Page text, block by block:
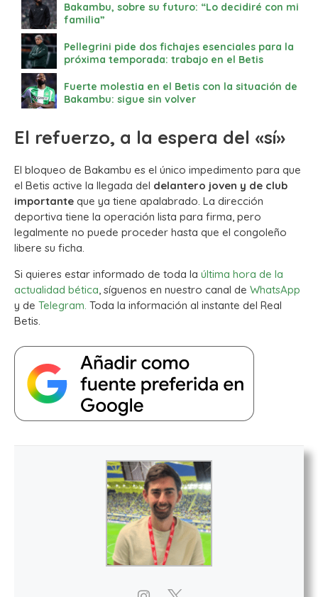
Bakambu, sobre su futuro: “Lo decidiré con mi
familia”
Pellegrini pide dos fichajes esenciales para la
próxima temporada: trabajo en el Betis
Fuerte molestia en el Betis con la situación de
Bakambu: sigue sin volver
El refuerzo, a la espera del «sí»
El bloqueo de Bakambu es el único impedimento para que
el Betis active la llegada del delantero joven y de club
importante que ya tiene apalabrado. La dirección
deportiva tiene la operación lista para firma, pero
legalmente no puede proceder hasta que el congoleño
libere su ficha.
Si quieres estar informado de toda la última hora de la
actualidad bética, síguenos en nuestro canal de WhatsApp
y de Telegram. Toda la información al instante del Real
Betis.